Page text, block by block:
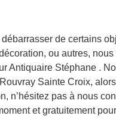
de certains
ou autres,
Antiquaire Stéphane .
Sainte Croix,
n’hésitez pas à nous
et gratuitement